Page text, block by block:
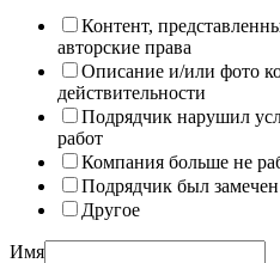
Контент,
авторские права
Описание и/или фото
действительности
Подрядчик нарушил
работ
Компания больше не
Подрядчик был
Другое
Имя